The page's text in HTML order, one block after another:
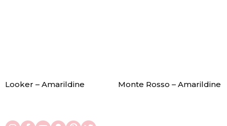
Looker – Amarildine Monte Rosso – Amarildine